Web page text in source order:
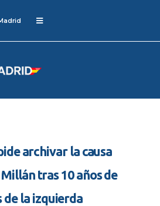
archivar la causa
tras 10 años de
de la izquierda